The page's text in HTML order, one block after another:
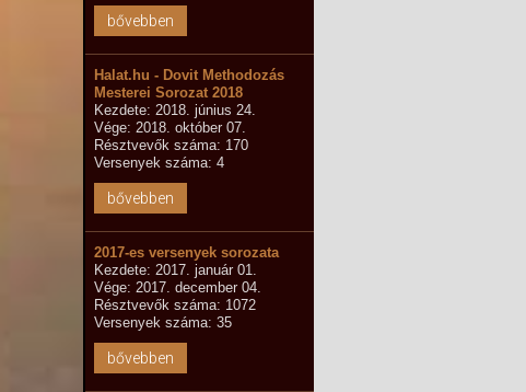
bővebben
Halat.hu - Dovit Methodozás
Mesterei Sorozat 2018
Kezdete: 2018. június 24.
Vége: 2018. október 07.
Résztvevők száma: 170
Versenyek száma: 4
bővebben
2017-es versenyek sorozata
Kezdete: 2017. január 01.
Vége: 2017. december 04.
Résztvevők száma: 1072
Versenyek száma: 35
bővebben